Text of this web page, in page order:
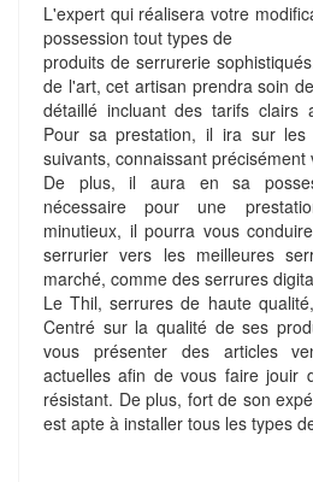
L'expert qui réalisera votre
possession tout types de
produits de serrurerie
de l'art, cet artisan prendra soin
détaillé incluant des tarifs clairs
Pour sa prestation, il ira sur
suivants, connaissant précisément
De plus, il aura en sa
nécessaire pour une
minutieux, il pourra vous
serrurier vers les meilleures
marché, comme des serrures
Le Thil, serrures de haute
Centré sur la qualité de ses
vous présenter des articles
actuelles afin de vous faire jouir
résistant. De plus, fort de son
est apte à installer tous les types